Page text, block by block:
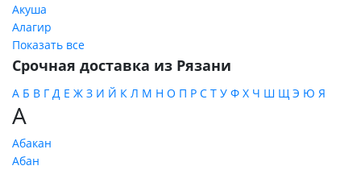
Акуша
Алагир
Показать все
Срочная доставка из Рязани
А Б В Г Д Е Ж З И Й К Л М Н О П Р С Т У Ф Х Ч Ш Щ Э Ю Я
А
Абакан
Абан